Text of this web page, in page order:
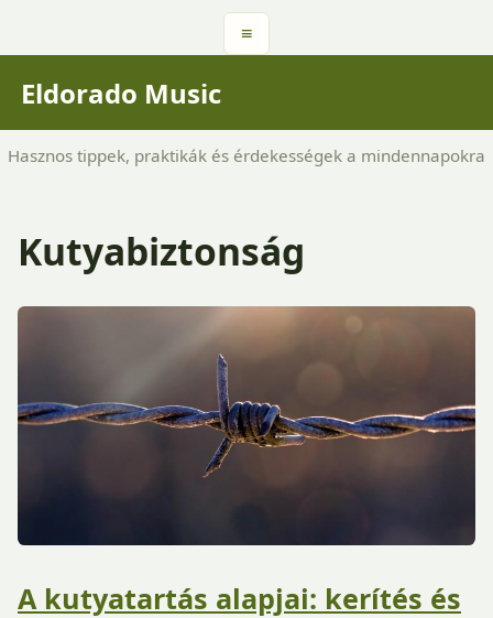
≡
Eldorado Music
Hasznos tippek, praktikák és érdekességek a mindennapokra
Kutyabiztonság
A kutyatartás alapjai: kerítés és